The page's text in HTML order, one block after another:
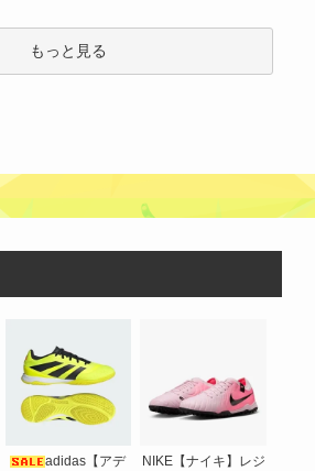
もっと見る
adidas【アデ
NIKE【ナイキ】レジ